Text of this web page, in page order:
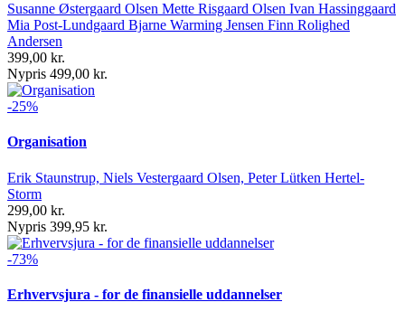
Susanne Østergaard Olsen Mette Risgaard Olsen Ivan Hassinggaard
Mia Post-Lundgaard Bjarne Warming Jensen Finn Rolighed
Andersen
399,00 kr.
Nypris 499,00 kr.
-25%
Organisation
Erik Staunstrup, Niels Vestergaard Olsen, Peter Lütken Hertel-
Storm
299,00 kr.
Nypris 399,95 kr.
-73%
Erhvervsjura - for de finansielle uddannelser